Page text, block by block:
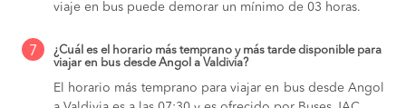
viaje en bus puede demorar un mínimo de 03 horas.
7
¿Cuál es el horario más temprano y más tarde disponible para
viajar en bus desde Angol a Valdivia?
El horario más temprano para viajar en bus desde Angol